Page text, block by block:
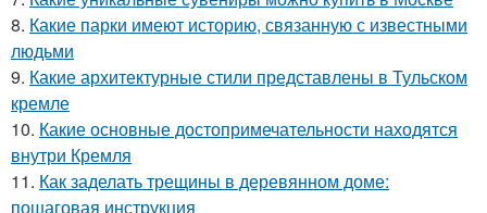
8. Какие парки имеют историю, связанную с известными
людьми
9. Какие архитектурные стили представлены в Тульском
кремле
10. Какие основные достопримечательности находятся
внутри Кремля
11. Как заделать трещины в деревянном доме:
пошаговая инструкция